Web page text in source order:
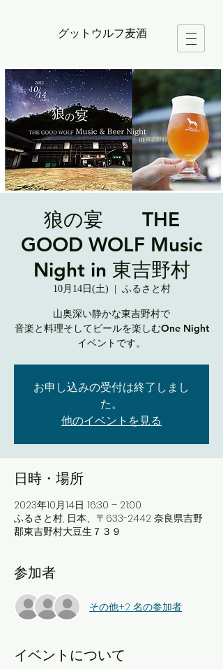
グットウルフ麦酒
狼の宴 THE
GOOD WOLF Music
Night in 東吉野村
10月14日(土) ふるさと村
山奥深い静かな東吉野村で
音楽と料理そしてビールを楽しむOne Night
イベントです。
お申し込みの受付は終了しまし
た。
他のイベントを見る
日時・場所
2023年10月14日 16:30 – 21:00
ふるさと村, 日本、〒633-2442 奈良県吉野
郡東吉野村大豆生７３９
参加者
その他+2 名の参加者
イベントについて